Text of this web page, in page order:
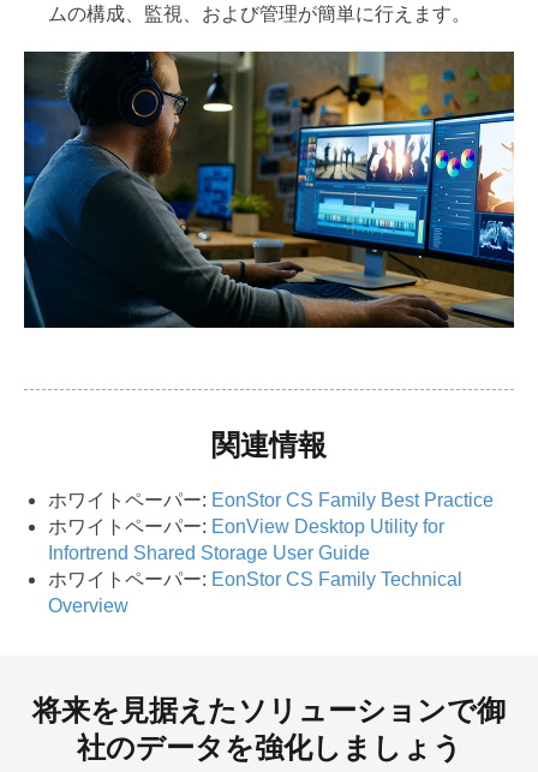
ムの構成、監視、および管理が簡単に行えます。
関連情報
ホワイトペーパー: EonStor CS Family Best Practice
ホワイトペーパー: EonView Desktop Utility for
Infortrend Shared Storage User Guide
ホワイトペーパー: EonStor CS Family Technical
Overview
将来を見据えたソリューションで御
社のデータを強化しましょう